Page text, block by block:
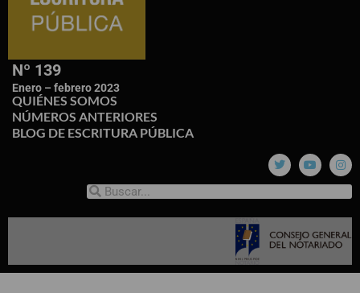
Nº 139
Enero – febrero 2023
QUIÉNES SOMOS
NÚMEROS ANTERIORES
BLOG DE ESCRITURA PÚBLICA